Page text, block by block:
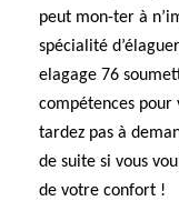
peut mon-ter à
spécialité
elagage 76
compétences pour
tardez pas à
de suite si vous
de votre confort !